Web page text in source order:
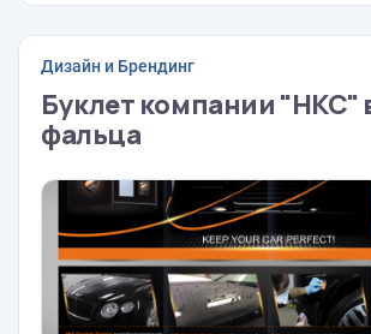
Дизайн и Брендинг
Буклет компании "НКС"
фальца